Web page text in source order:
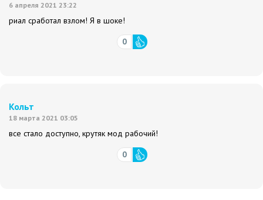
6 апреля 2021 23:22
риал сработал взлом! Я в шоке!
0
Кольт
18 марта 2021 03:05
все стало доступно, крутяк мод рабочий!
0